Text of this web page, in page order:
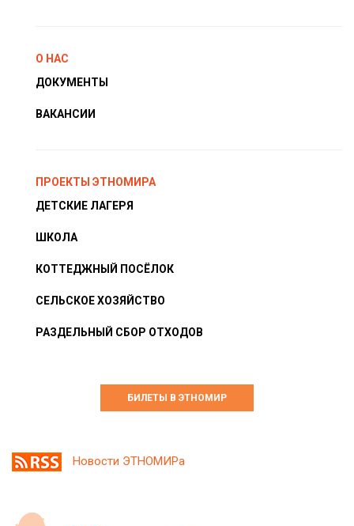
О НАС
ДОКУМЕНТЫ
ВАКАНСИИ
ПРОЕКТЫ ЭТНОМИРА
ДЕТСКИЕ ЛАГЕРЯ
ШКОЛА
КОТТЕДЖНЫЙ ПОСЁЛОК
СЕЛЬСКОЕ ХОЗЯЙСТВО
РАЗДЕЛЬНЫЙ СБОР ОТХОДОВ
БИЛЕТЫ В ЭТНОМИР
Новости ЭТНОМИРа